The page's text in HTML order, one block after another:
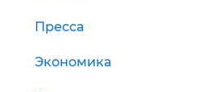
Пресса
Экономика